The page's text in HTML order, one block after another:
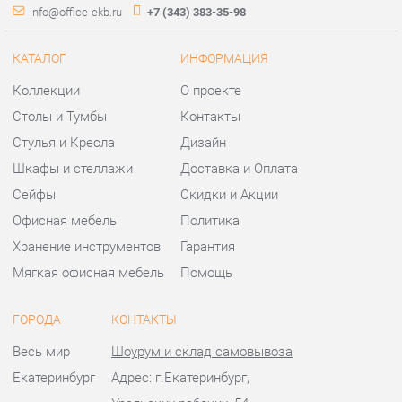
Офисная мебель
Мягкая офисная мебель
Политика
Помощь
ГОРОДА
Весь мир
Екатеринбург
КОНТАКТЫ
Шоурум и склад самовывоза
Адрес: г.Екатеринбург,
Уральских рабочих, 54
Телефон: +7 (343) 383-35-98
Часы работы:
Отправить сообщение
© 2009-2026 Офисная мебель Екатеринбург